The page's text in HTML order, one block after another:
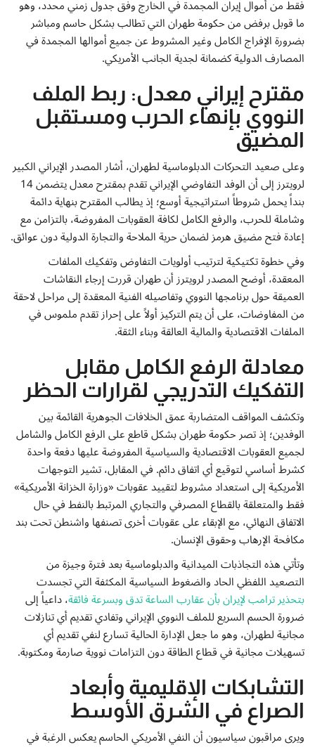
فقط من أموال إيران المجمدة في الخارج وفق جدول زمني محدد، وهو
ما قوبل برفض من حكومة طهران التي تطالب بشكل حاسم ومباشر
بضرورة الإفراج الكامل وغير المشروط عن جميع أموالها المجمدة في
المصارف الدولية كضمانة لجدية الجانب الأمريكي.
مقترح إيراني معدل: ربط الملف
النووي بإنهاء الحرب ومستقبل
المضيق
وعلى صعيد التحركات الدبلوماسية لطهران، أشار المصدر الإيراني الكبير
لرويترز إلى أن الوفد التفاوضي الإيراني تقدم بمقترح معدل يتضمن 14
بنداً يحمل شروطاً استراتيجية أوسع؛ إذ يطالب المقترح بنهاية دائمة
وشاملة للحرب، والرفع الكامل لكافة العقوبات المفروضة، بالتزامن مع
إعادة فتح مضيق هرمز لضمان حرية الملاحة والتجارة الدولية دون عوائق.
وفي خطوة تكتيكية لترتيب أولويات التفاوض وتفكيك الملفات
المعقدة، أوضح المصدر لرويترز أن طهران قررت إرجاء النقاشات
العميقة حول برنامجها النووي وتفاصيله الفنية المعقدة إلى مراحل لاحقة
من المفاوضات، على أن يتم التركيز أولاً على إحراز تقدم ملموس في
الملفات الاقتصادية والمالية العالقة وبناء الثقة.
معادلة الرفع الكامل مقابل
التفكيك التدريجي لقرارات الحظر
وتكشف المواقف المتضاربة عمق الخلافات الجوهرية القائمة بين
الوفدين؛ إذ تصر حكومة طهران بشكل قاطع على الرفع الكامل والشامل
لجميع العقوبات الاقتصادية والسياسية المفروضة عليها دفعة واحدة
كشرط أساسي لتوقيع أي اتفاق دائم. في المقابل، تشير التوجهات
الأمريكية إلى استعداد مشروط لتقييد عقوبات «وزارة الخزانة الأمريكية»
فقط والمتعلقة بالقطاع المصرفي والتجاري المرتبط بالنفط في حال
الاتفاق النهائي، مع الإبقاء على عقوبات أخرى تصنفها واشنطن تحت بند
مكافحة الإرهاب وحقوق الإنسان.
وتأتي هذه التجاذبات الميدانية والدبلوماسية بعد فترة وجيزة من
التصعيد اللفظي الحاد والضغوط السياسية المكثفة التي تجسدت
بتحذير ترامب لإيران بأن عقارب الساعة تدق وبسرعة فائقة، داعياً إلى
ضرورة الحسم السريع للملف النووي الإيراني وتفادي تقديم أي تنازلات
مجانية لطهران، وهو ما جعل الإدارة الحالية تسارع لنفي تقديم أي
تسهيلات مجانية في قطاع الطاقة دون التزامات نووية صارمة ومكتوبة.
التشابكات الإقليمية وأبعاد
الصراع في الشرق الأوسط
ويرى مراقبون سياسيون أن النفي الأمريكي الحاسم يعكس الرغبة في